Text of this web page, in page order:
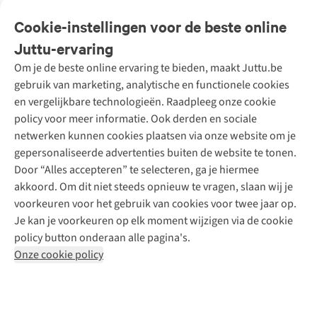
Cookie-instellingen voor de beste online
Juttu-ervaring
Om je de beste online ervaring te bieden, maakt Juttu.be
gebruik van marketing, analytische en functionele cookies
en vergelijkbare technologieën. Raadpleeg onze cookie
policy voor meer informatie. Ook derden en sociale
netwerken kunnen cookies plaatsen via onze website om je
gepersonaliseerde advertenties buiten de website te tonen.
Door “Alles accepteren” te selecteren, ga je hiermee
akkoord. Om dit niet steeds opnieuw te vragen, slaan wij je
voorkeuren voor het gebruik van cookies voor twee jaar op.
Je kan je voorkeuren op elk moment wijzigen via de cookie
policy button onderaan alle pagina's.
Onze cookie policy
Bestellen
Betalen
10% studentenkorting
Klarna - achteraf betalen
Levering
Retourneren
Bestelling herroepen
Garantie
Contact
Onze diensten
Tweedehands - ReJUsed
Kledingatelier
Personal shopping
Textielbox
Events / workshops
Juttu
Over ons
Juttu Friends
Inspiratie
Werken bij Juttu
Onze winkels
De wereld van Juttu
Verantwoord ondernemen
Toegankelijkheidsverklaring
Merken
Nathalie Vleeschouwer
Selected dames
HKLiving
Dickies
Sessùn
Strom
O My Bag
Revolution
Meld je aan voor de nieuwsbrief
Follow us